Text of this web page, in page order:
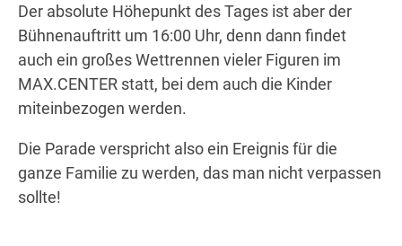
Der absolute Höhepunkt des Tages ist aber der
Bühnenauftritt um 16:00 Uhr, denn dann findet
auch ein großes Wettrennen vieler Figuren im
MAX.CENTER statt, bei dem auch die Kinder
miteinbezogen werden.
Die Parade verspricht also ein Ereignis für die
ganze Familie zu werden, das man nicht verpassen
sollte!